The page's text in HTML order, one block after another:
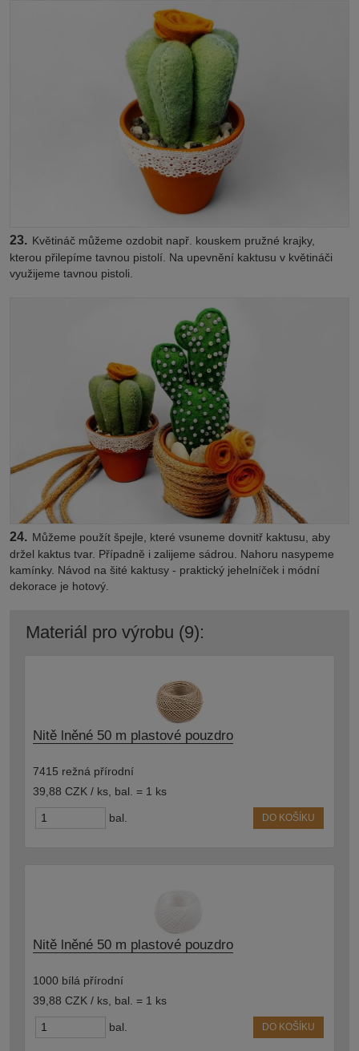
23. Květináč můžeme ozdobit např. kouskem pružné krajky,
kterou přilepíme tavnou pistolí. Na upevnění kaktusu v květináči
využijeme tavnou pistoli.
24. Můžeme použít špejle, které vsuneme dovnitř kaktusu, aby
držel kaktus tvar. Případně i zalijeme sádrou. Nahoru nasypeme
kamínky. Návod na šité kaktusy - praktický jehelníček i módní
dekorace je hotový.
Materiál pro výrobu (9):
Nitě lněné 50 m plastové pouzdro
7415 režná přírodní
39,88 CZK / ks bal. = 1 ks
bal. DO KOŠÍKU
Nitě lněné 50 m plastové pouzdro
1000 bílá přírodní
39,88 CZK / ks bal. = 1 ks
bal. DO KOŠÍKU